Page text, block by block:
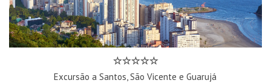
Excursão a Santos, São Vicente e Guarujá